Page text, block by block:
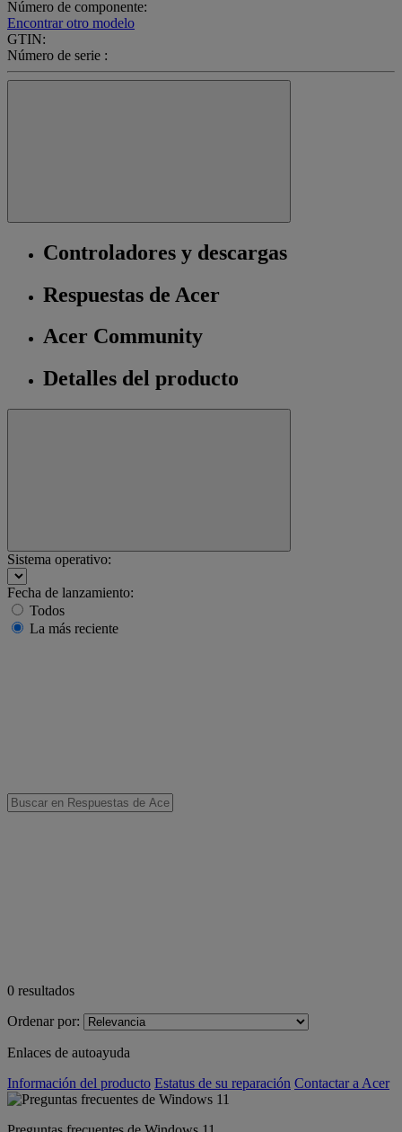
Número de componente:
Encontrar otro modelo
GTIN:
Número de serie :
Controladores y descargas
Respuestas de Acer
Acer Community
Detalles del producto
Sistema operativo:
Fecha de lanzamiento:
Todos
La más reciente
0 resultados
Ordenar por:
Enlaces de autoayuda
Información del producto Estatus de su reparación Contactar a Acer